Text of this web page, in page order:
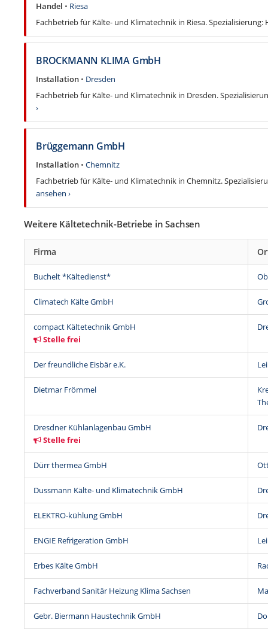
Handel • Riesa
Fachbetrieb für Kälte- und Klimatechnik in Riesa. Spezialisierung:
BROCKMANN KLIMA GmbH
Installation • Dresden
Fachbetrieb für Kälte- und Klimatechnik in Dresden.
›
Brüggemann GmbH
Installation • Chemnitz
Fachbetrieb für Kälte- und Klimatechnik in Chemnitz.
ansehen ›
Weitere Kältetechnik-Betriebe in Sachsen
Firma
Buchelt *Kältedienst*
Climatech Kälte GmbH
compact Kältetechnik GmbH
Stelle frei
Der freundliche Eisbär e.K.
Dietmar Frömmel
Dresdner Kühlanlagenbau GmbH
Stelle frei
Dürr thermea GmbH
Dussmann Kälte- und Klimatechnik GmbH
ELEKTRO-kühlung GmbH
ENGIE Refrigeration GmbH
Erbes Kälte GmbH
Fachverband Sanitär Heizung Klima Sachsen
Gebr. Biermann Haustechnik GmbH